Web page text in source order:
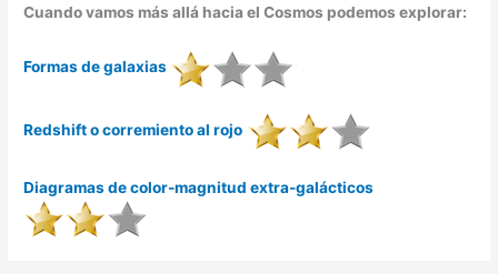
Cuando vamos más allá hacia el Cosmos podemos explorar:
Formas de galaxias
Redshift o corremiento al rojo
Diagramas de color-magnitud extra-galácticos